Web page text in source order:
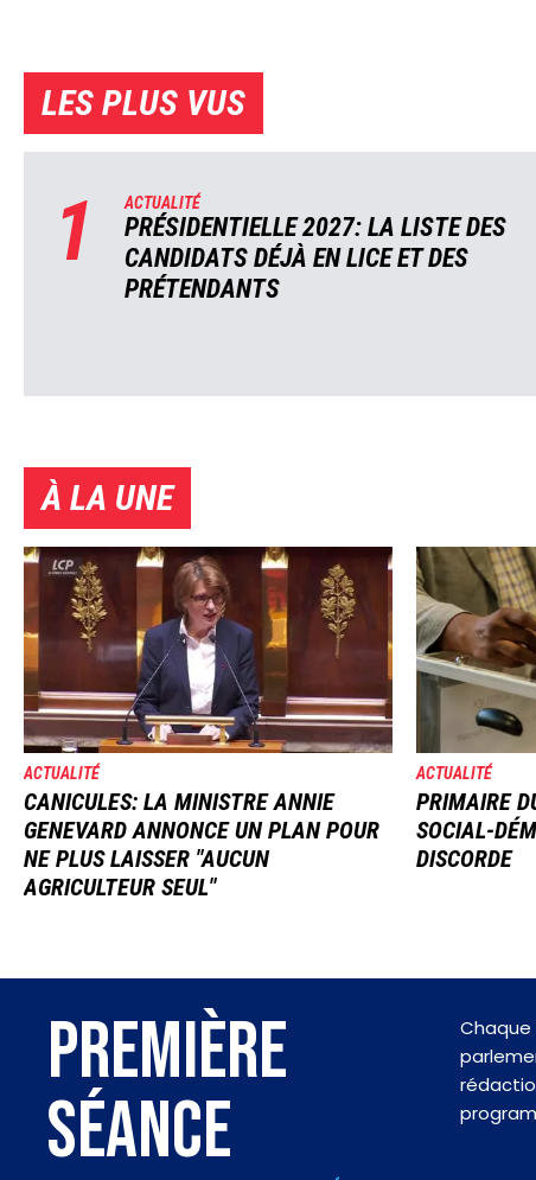
LES PLUS VUS
1 ACTUALITÉ
PRÉSIDENTIELLE 2027: LA LISTE DES
CANDIDATS DÉJÀ EN LICE ET DES
PRÉTENDANTS
À LA UNE
Image
ACTUALITÉ
CANICULES: LA MINISTRE ANNIE
GENEVARD ANNONCE UN PLAN POUR
NE PLUS LAISSER "AUCUN
AGRICULTEUR SEUL"
Image
ACTUALITÉ
PRIMAIRE
SOCIAL-
DISCORDE
PREMIÈRE
SÉANCE
Chaque